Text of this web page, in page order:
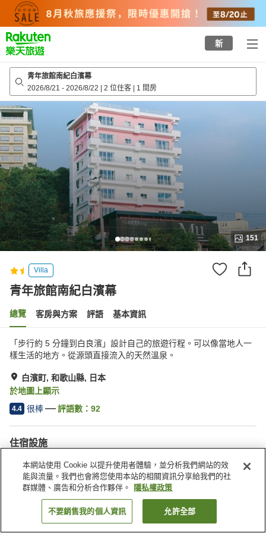
top
page
新
青年旅館南紀白濱幕
2026/8/21 - 2026/8/22 | 2 位住客 | 1 間房
151
Villa
青年旅館南紀白濱幕
總覽 客房與方案 評語 基本資訊
「步行約 5 分鐘到白良濱」設計自己的旅遊行程。可以像當地人一
樣生活的地方。從源頭直接流入的天然溫泉。
白濱町, 和歌山縣, 日本
於地圖上顯示
4.4 很棒 評語數： 92
住宿設施
無線網路
酒吧
指定吸菸區
自動販賣機
找客房
本網站使用 Cookie 以提升使用者體驗，並分析我們網站的效
能與流量。我們也會將您使用本站的相關資訊分享給我們的社
群媒體、廣告和分析合作夥伴。
隱私權政策
不要銷售我的個人資訊 允許全部